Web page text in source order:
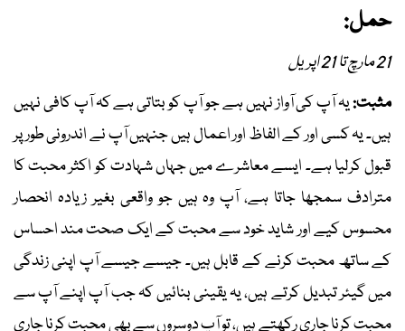
حمل:
21 مارچ تا 21 اپریل
مثبت:یہ آپ کی آواز نہیں ہے جو آپ کو بتاتی ہے کہ آپ کافی نہیں
ہیں۔ یہ کسی اور کے الفاظ اور اعمال ہیں جنہیں آپ نے اندرونی طور پر
قبول کرلیا ہے۔ ایسے معاشرے میں جہاں شہادت کو اکثر محبت کا
مترادف سمجھا جاتا ہے، آپ وہ ہیں جو واقعی بغیر زیادہ انحصار
محسوس کیے اور شاید خود سے محبت کے ایک صحت مند احساس
کے ساتھ محبت کرنے کے قابل ہیں۔ جیسے جیسے آپ اپنی زندگی
میں گیئر تبدیل کرتے ہیں، یہ یقینی بنائیں کہ جب آپ اپنے آپ سے
محبت کرنا جاری رکھتے ہیں، تو آپ دوسروں سے بھی محبت کرنا جاری